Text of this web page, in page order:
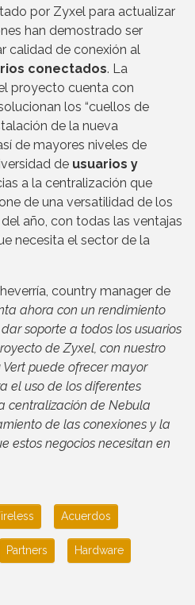
por Zyxel para actualizar
han demostrado ser
calidad de conexión al
conectados. La
proyecto cuenta con
los “cuellos de
de la nueva
de mayores niveles de
de usuarios y
a la centralización que
de una versatilidad de los
año, con todas las ventajas
necesita el sector de la
country manager de
ahora con un rendimiento
soporte a todos los usuarios
de Zyxel, con nuestro
puede ofrecer mayor
el uso de los diferentes
centralización de Nebula
de las conexiones y la
estos negocios necesitan en
Acuerdos
Partners Hardware